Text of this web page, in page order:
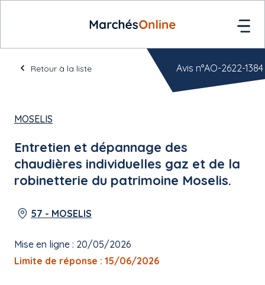
Retour à la liste
MOSELIS
Entretien et dépannage des
chaudières individuelles gaz et de la
robinetterie du patrimoine Moselis.
57 - MOSELIS
Mise en ligne : 20/05/2026
Limite de réponse : 15/06/2026
Avis n°AO-2622-1384